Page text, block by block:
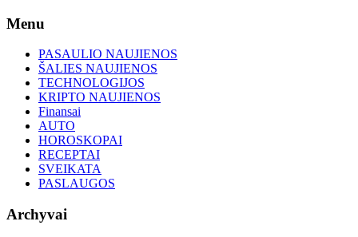
Skip
content
Menu
PASAULIO NAUJIENOS
ŠALIES NAUJIENOS
TECHNOLOGIJOS
KRIPTO NAUJIENOS
Finansai
AUTO
HOROSKOPAI
RECEPTAI
SVEIKATA
PASLAUGOS
Archyvai